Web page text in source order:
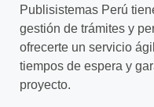
Publisistemas Perú
gestión de trámites y
ofrecerte un servicio
tiempos de espera y
proyecto.